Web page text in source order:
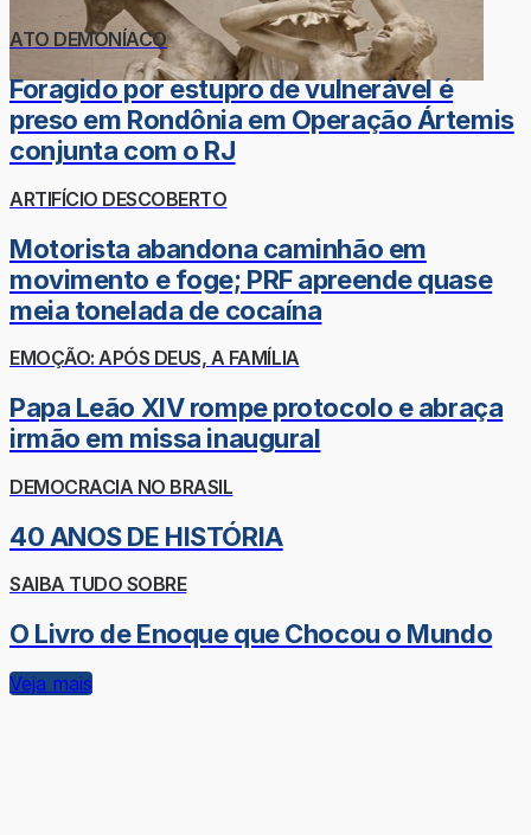
ATO DEMONÍACO
Foragido por estupro de vulnerável é
preso em Rondônia em Operação Ártemis
conjunta com o RJ
ARTIFÍCIO DESCOBERTO
Motorista abandona caminhão em
movimento e foge; PRF apreende quase
meia tonelada de cocaína
EMOÇÃO: APÓS DEUS, A FAMÍLIA
Papa Leão XIV rompe protocolo e abraça
irmão em missa inaugural
DEMOCRACIA NO BRASIL
40 ANOS DE HISTÓRIA
SAIBA TUDO SOBRE
O Livro de Enoque que Chocou o Mundo
Veja mais